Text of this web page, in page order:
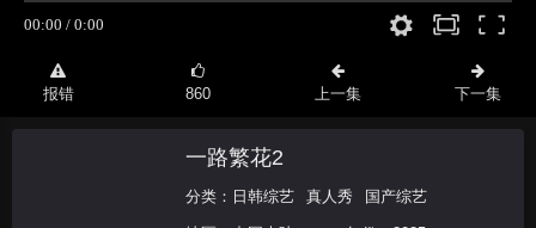
报错 860 上一集 下一集
一路繁花2
分类： 日韩综艺 真人秀 国产综艺